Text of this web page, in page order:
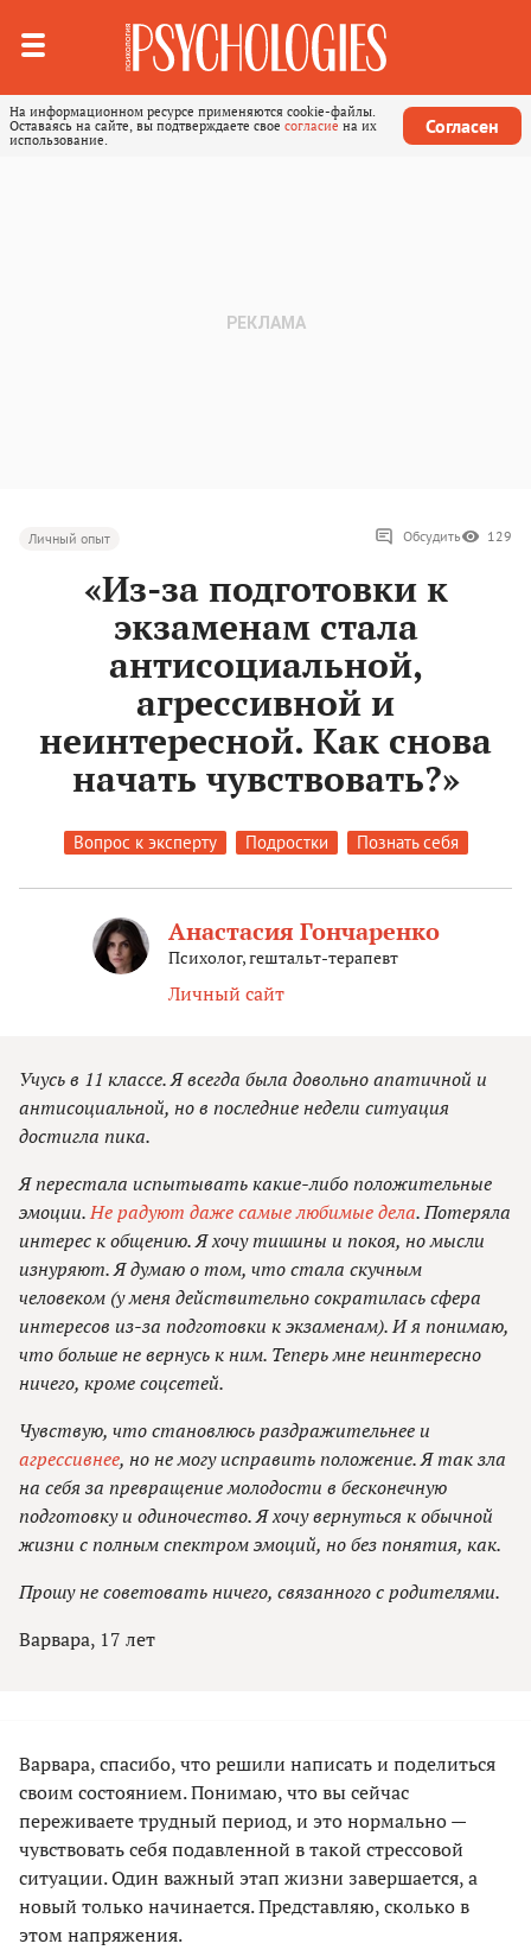
На информационном ресурсе применяются cookie-файлы.
Оставаясь на сайте, вы подтверждаете свое согласие на их
использование.
Согласен
Личный опыт Обсудить 129
«Из-за подготовки к
экзаменам стала
антисоциальной,
агрессивной и
неинтересной. Как снова
начать чувствовать?»
Вопрос к эксперту Подростки Познать себя
Анастасия Гончаренко
Психолог, гештальт-терапевт
Личный сайт
Учусь в 11 классе. Я всегда была довольно апатичной и
антисоциальной, но в последние недели ситуация
достигла пика.
Я перестала испытывать какие-либо положительные
эмоции.Не радуют даже самые любимые дела. Потеряла
интерес к общению. Я хочу тишины и покоя, но мысли
изнуряют. Я думаю о том, что стала скучным
человеком (у меня действительно сократилась сфера
интересов из-за подготовки к экзаменам). И я понимаю,
что больше не вернусь к ним. Теперь мне неинтересно
ничего, кроме соцсетей.
Чувствую, что становлюсь раздражительнее и
агрессивнее, но не могу исправить положение. Я так зла
на себя за превращение молодости в бесконечную
подготовку и одиночество. Я хочу вернуться к обычной
жизни с полным спектром эмоций, но без понятия, как.
Прошу не советовать ничего, связанного с родителями.
Варвара, 17 лет
Варвара, спасибо, что решили написать и поделиться
своим состоянием. Понимаю, что вы сейчас
переживаете трудный период, и это нормально —
чувствовать себя подавленной в такой стрессовой
ситуации. Один важный этап жизни завершается, а
новый только начинается. Представляю, сколько в
этом напряжения.